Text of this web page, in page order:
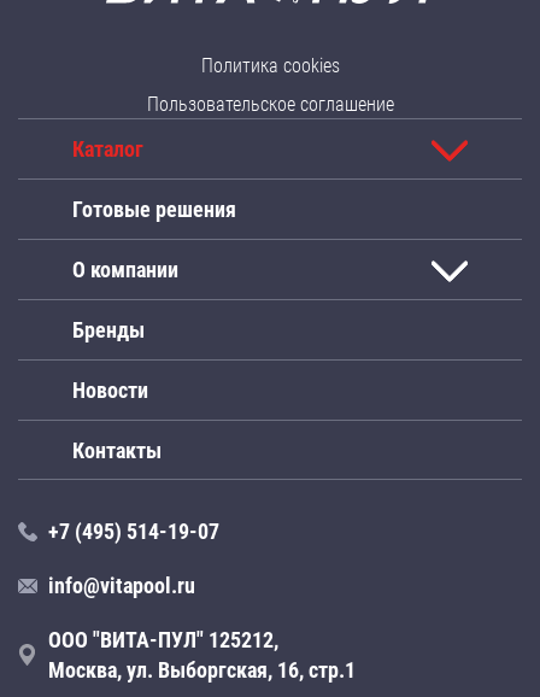
Политика cookies
Пользовательское соглашение
Каталог
Готовые решения
О компании
Бренды
Новости
Контакты
+7 (495) 514-19-07
info@vitapool.ru
ООО "ВИТА-ПУЛ" 125212,
Москва, ул. Выборгская, 16, стр.1